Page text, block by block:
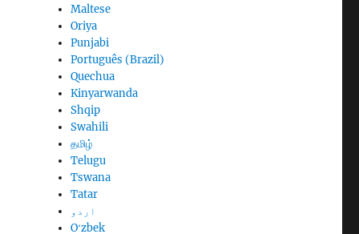
Maltese
Oriya
Punjabi
Português (Brazil)
Quechua
Kinyarwanda
Shqip
Swahili
தமிழ்
Telugu
Tswana
Tatar
اردو
Oʻzbek